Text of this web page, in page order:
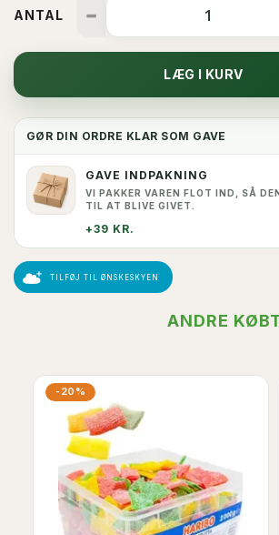
ANTAL
LÆG I KURV
GØR DIN ORDRE KLAR SOM GAVE
GAVE INDPAKNING
VI PAKKER VAREN FLOT IND, SÅ
TIL AT BLIVE GIVET.
+39 KR.
TILFØJ TIL ØNSKESKYEN
ANDRE
-20%